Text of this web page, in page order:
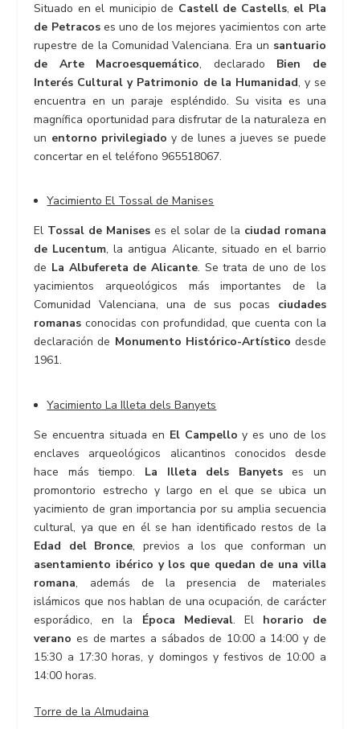
Situado en el municipio de Castell de Castells, el Pla
de Petracoses uno de los mejores yacimientos con arte
rupestre de la Comunidad Valenciana. Era un santuario
de Arte Macroesquemático, declarado Bien de
Interés Cultural y Patrimonio de la Humanidad, y se
encuentra en un paraje espléndido. Su visita es una
magnífica oportunidad para disfrutar de la naturaleza en
un entorno privilegiado y de lunes a jueves se puede
concertar en el teléfono 965518067.
Yacimiento El Tossal de Manises
El Tossal de Manises es el solar de la ciudad romana
de Lucentum, la antigua Alicante, situado en el barrio
de La Albufereta de Alicante. Se trata de uno de los
yacimientos arqueológicos más importantes de la
Comunidad Valenciana, una de sus pocas ciudades
romanas conocidas con profundidad, que cuenta con la
declaración de Monumento Histórico-Artístico desde
1961.
Yacimiento La Illeta dels Banyets
Se encuentra situada en El Campello y es uno de los
enclaves arqueológicos alicantinos conocidos desde
hace más tiempo. La Illeta dels Banyetses un
promontorio estrecho y largo en el que se ubica un
yacimiento de gran importancia por su amplia secuencia
cultural, ya que en él se han identificado restos de la
Edad del Bronce, previos a los que conforman un
asentamiento ibérico y los que quedan de una villa
romana, además de la presencia de materiales
islámicos que nos hablan de una ocupación, de carácter
esporádico, en la Época Medieval. El horario de
verano es de martes a sábados de 10:00 a 14:00 y de
15:30 a 17:30 horas, y domingos y festivos de 10:00 a
14:00 horas.
Torre de la Almudaina